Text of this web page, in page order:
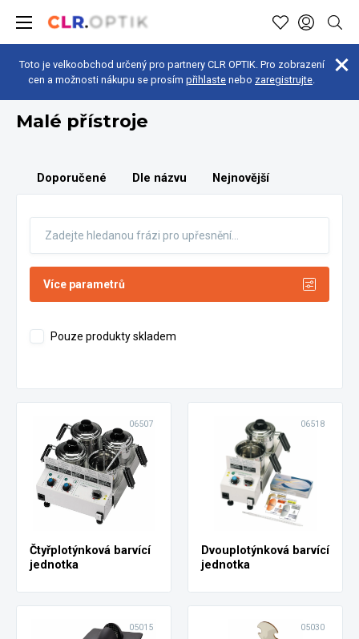
Toto je velkoobchod určený pro partnery CLR OPTIK. Pro zobrazení
cen a možnosti nákupu se prosím přihlaste nebo zaregistrujte.
Optická dílna Malé přístroje
Malé přístroje
Doporučené Dle názvu Nejnovější
Více parametrů
Pouze produkty skladem
06507
Čtyřplotýnková barvící
jednotka
06518
Dvouplotýnková barvící
jednotka
05015 05030